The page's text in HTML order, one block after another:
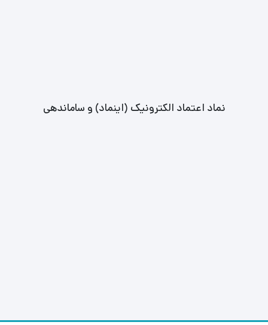
نماد اعتماد الکترونیک (اینماد) و ساماندهی